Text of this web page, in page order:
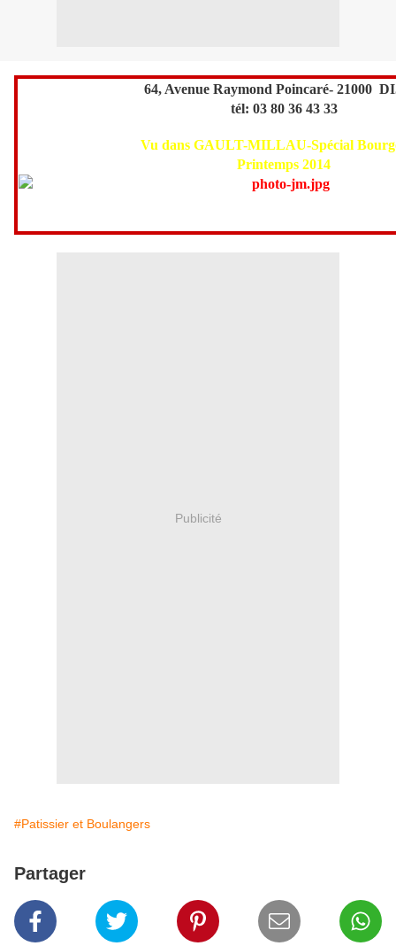
64, Avenue Raymond Poincaré- 21000
tél: 03 80 36 43 33
Vu dans GAULT-MILLAU-Spécial
Printemps 2014
Publicité
#Patissier et Boulangers
Partager